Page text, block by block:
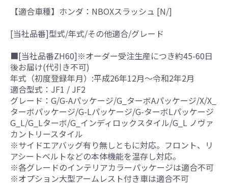
【適合車種】ホンダ：NBOXスラッシュ [N/]
[当社品番]型式/年式/その他適合/グレード
■[当社品番ZH60]※オーダー受注生産につき約45-60日
後お届け(代引き不可)
年式（初度登録年月）:平成26年12月～令和2年2月
適合型式：JF1 / JF2
グレード：G/G-Aパッケージ/G_ターボAパッケージ/X/X_
ターボパッケージ/G-Lパッケージ/G-ターボLパッケージ
G_L/G_Lターボ/G_インディロックスタイル/G_L ノヴァ
カントリースタイル
※サイドエアバッグ有り無しともに対応。フロント、リ
アシートベルトなどの本体機能を温存し対応。
※各グレードのインテリアカラーパッケージは適合不可
※オプション大型アームレスト付き車は適合不可